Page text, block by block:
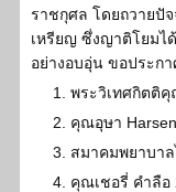
ราชกุศล โดยถวายปั
เหรียญ ซึ่งญาติโยมไ
อย่างอบอุ่น ขอประก
1. พระวิเทศกิตติ
2. คุณอุษา
3. สมาคมพยาบา
4. คุณเชอรี่ คำลือ